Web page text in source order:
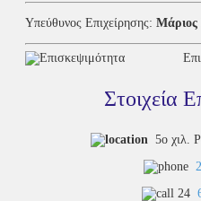
Υπεύθυνος Επιχείρησης: Μάριος
Στοιχεία
5ο χιλ.